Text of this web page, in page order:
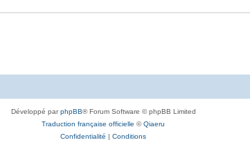
Développé parphpBB® Forum Software © phpBB Limited
Traduction française officielle ©Qiaeru
Confidentialité | Conditions